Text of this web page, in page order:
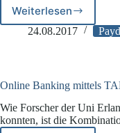
Weiterlesen
interessieren
Änderung
Sparkasse
24.08.2017
Online Banking mittels
Wie Forscher der Uni
konnten, ist die